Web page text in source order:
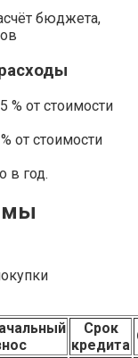
% от стоимости
от стоимости
в год.
Срок
кредита